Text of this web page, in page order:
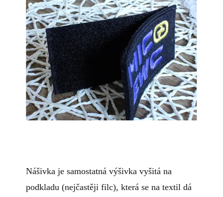
Nášivka je samostatná výšivka vyšitá na
podkladu (nejčastěji filc), která se na textil dá